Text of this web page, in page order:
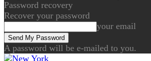
Password recovery
Recover your password
your email
A password will be e-mailed to you.